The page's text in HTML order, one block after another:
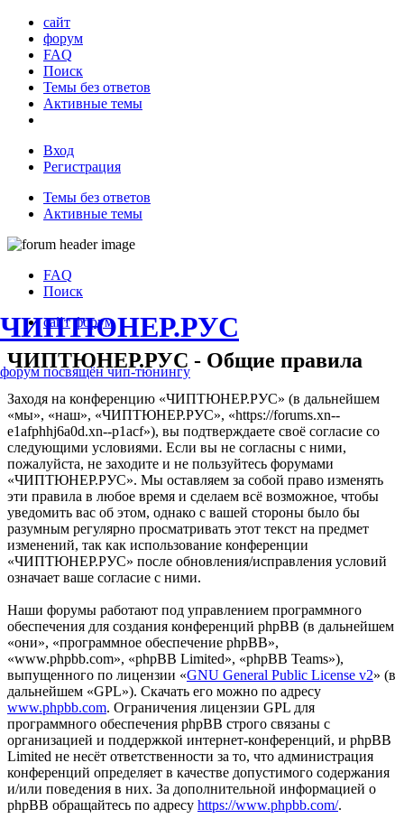
сайт
форум
FAQ
Поиск
Темы без ответов
Активные темы
Вход
Регистрация
Темы без ответов
Активные темы
ЧИПТЮНЕР.РУС
форум посвящён чип-тюнингу
FAQ
Поиск
сайт форум
ЧИПТЮНЕР.РУС - Общие правила
Заходя на конференцию «ЧИПТЮНЕР.РУС» (в дальнейшем
«мы», «наш», «ЧИПТЮНЕР.РУС», «https://forums.xn--
e1afphhj6a0d.xn--p1acf»), вы подтверждаете своё согласие со
следующими условиями. Если вы не согласны с ними,
пожалуйста, не заходите и не пользуйтесь форумами
«ЧИПТЮНЕР.РУС». Мы оставляем за собой право изменять
эти правила в любое время и сделаем всё возможное, чтобы
уведомить вас об этом, однако с вашей стороны было бы
разумным регулярно просматривать этот текст на предмет
изменений, так как использование конференции
«ЧИПТЮНЕР.РУС» после обновления/исправления условий
означает ваше согласие с ними.
Наши форумы работают под управлением программного
обеспечения для создания конференций phpBB (в дальнейшем
«они», «программное обеспечение phpBB»,
«www.phpbb.com», «phpBB Limited», «phpBB Teams»),
выпущенного по лицензии «GNU General Public License v2» (в
дальнейшем «GPL»). Скачать его можно по адресу
www.phpbb.com. Ограничения лицензии GPL для
программного обеспечения phpBB строго связаны с
организацией и поддержкой интернет-конференций, и phpBB
Limited не несёт ответственности за то, что администрация
конференций определяет в качестве допустимого содержания
и/или поведения в них. За дополнительной информацией о
phpBB обращайтесь по адресу https://www.phpbb.com/.